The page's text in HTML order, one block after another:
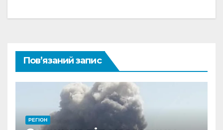
Пов’язаний запис
РЕГІОН